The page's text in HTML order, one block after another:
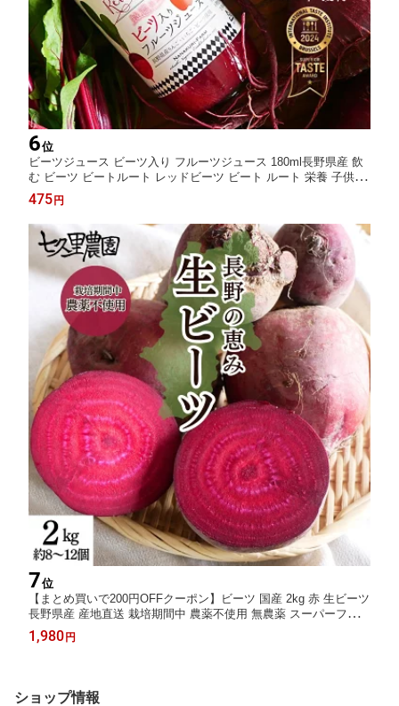
6位
ビーツジュース ビーツ入り フルーツジュース 180ml長野県産 飲
む ビーツ ビートルート レッドビーツ ビート ルート 栄養 子供 野
菜 鉄分 ドリンク 子ども ミックスジュース 果物ジュース スーパ
ーフード ジュース ビンジュース ポリフェノール 砂糖不使用 Red
&Sweet
475円
7位
【まとめ買いで200円OFFクーポン】ビーツ 国産 2kg 赤 生ビーツ
長野県産 産地直送 栽培期間中 農薬不使用 無農薬 スーパーフード
西洋 野菜 ビートルート 葉酸 ポリフェノール カリウム beet beetr
oot ビーツ野菜 栄養 デトロイト・ダークレッドビーツ 食物繊維
1,980円
ショップ情報